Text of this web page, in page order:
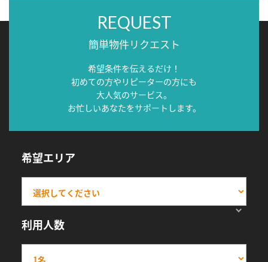
REQUEST
簡単物件リクエスト
希望条件を伝えるだけ！
初めての方やリピーターの方にも
大人気のサービス。
お忙しいあなたをサポートします。
希望エリア
利用人数